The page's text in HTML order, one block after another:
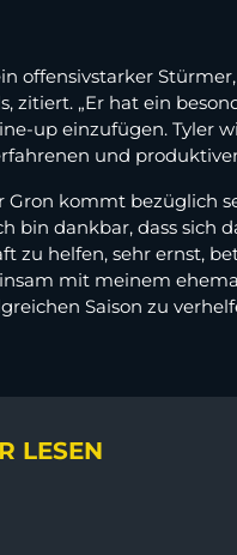
offensivstarker
zitiert. „Er hat ein
up einzufügen. Tyler
und
Gron kommt bezüglich
bin dankbar, dass sich
zu helfen, sehr ernst,
mit meinem
Saison zu
LESEN